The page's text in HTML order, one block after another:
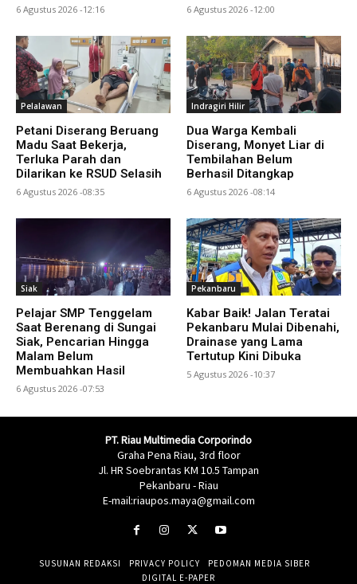
6 Agustus 2026 -12:16 6 Agustus 2026 -12:00
Pelalawan
Petani Diserang Beruang
Madu Saat Bekerja,
Terluka Parah dan
Dilarikan ke RSUD Selasih
6 Agustus 2026 -08:35
Indragiri Hilir
Dua Warga Kembali
Diserang, Monyet Liar di
Tembilahan Belum
Berhasil Ditangkap
6 Agustus 2026 -08:14
Siak
Pelajar SMP Tenggelam
Saat Berenang di Sungai
Siak, Pencarian Hingga
Malam Belum
Membuahkan Hasil
6 Agustus 2026 -07:53
Pekanbaru
Kabar Baik! Jalan Teratai
Pekanbaru Mulai Dibenahi,
Drainase yang Lama
Tertutup Kini Dibuka
5 Agustus 2026 -10:37
PT. Riau Multimedia Corporindo
Graha Pena Riau, 3rd floor
Jl. HR Soebrantas KM 10.5 Tampan
Pekanbaru - Riau
E-mail:riaupos.maya@gmail.com
SUSUNAN REDAKSI PRIVACY POLICY
PEDOMAN MEDIA SIBER
DIGITAL E-PAPER